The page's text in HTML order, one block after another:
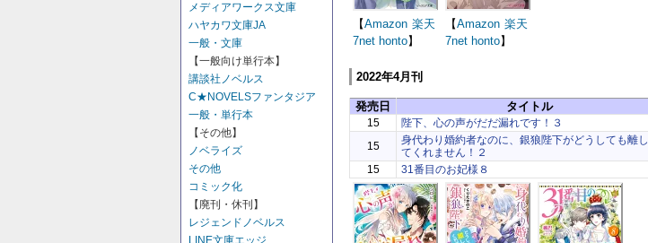
メディアワークス文庫
ハヤカワ文庫JA
一般・文庫
【一般向け単行本】
講談社ノベルス
C★NOVELSファンタジア
一般・単行本
【その他】
ノベライズ
その他
コミック化
【廃刊・休刊】
レジェンドノベルス
LINE文庫エッジ
【Amazon 楽天
7net honto】
【Amazon 楽天
7net honto】
2022年4月刊
発売日 タイトル
15 陛下、心の声がだだ漏れです！３
15
身代わり婚約者なのに、銀狼陛下がどうしても離し
てくれません！２
15
31番目のお妃様８